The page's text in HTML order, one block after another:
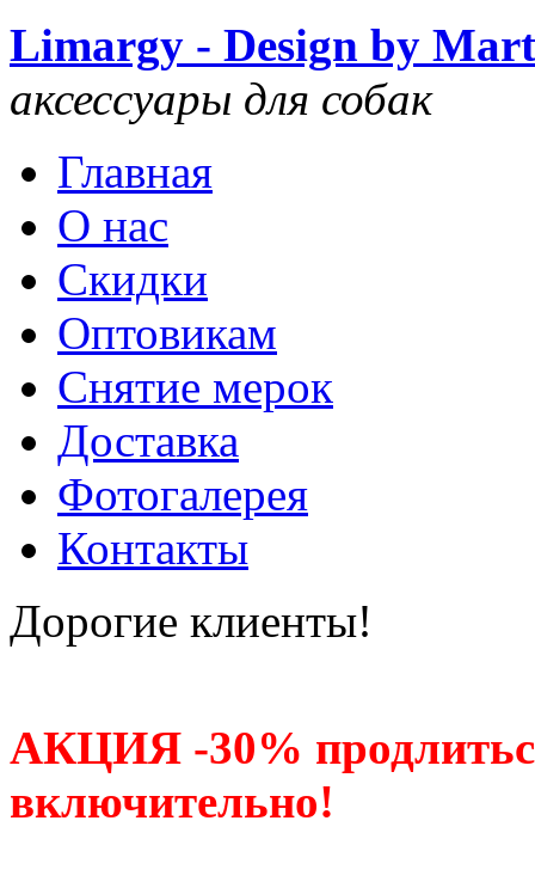
Limargy - Design by
аксессуары для собак
Главная
О нас
Скидки
Оптовикам
Снятие мерок
Доставка
Фотогалерея
Контакты
Дорогие клиенты!
АКЦИЯ -30%
включительно!